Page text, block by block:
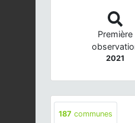
Première
2021
187 communes